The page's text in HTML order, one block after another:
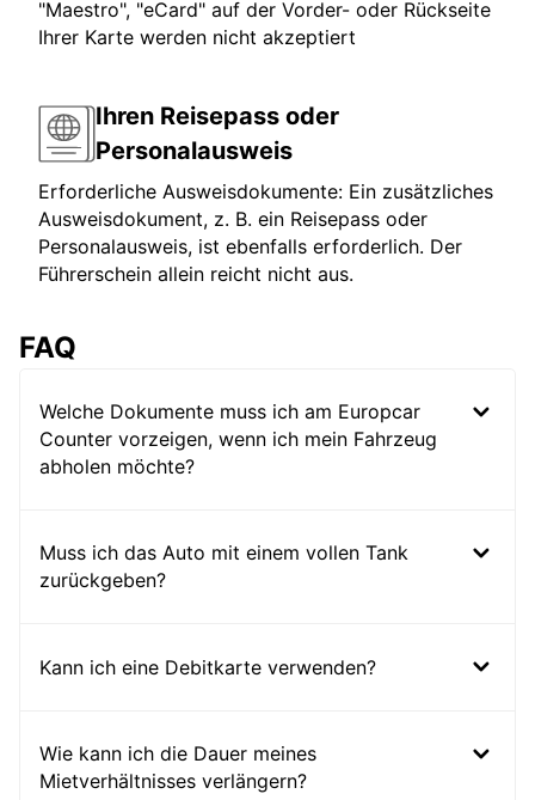
"Maestro", "eCard" auf der Vorder- oder Rückseite
Ihrer Karte werden nicht akzeptiert
Ihren Reisepass oder
Personalausweis
Erforderliche Ausweisdokumente: Ein zusätzliches
Ausweisdokument, z. B. ein Reisepass oder
Personalausweis, ist ebenfalls erforderlich. Der
Führerschein allein reicht nicht aus.
FAQ
Welche Dokumente muss ich am Europcar
Counter vorzeigen, wenn ich mein Fahrzeug
abholen möchte?
Muss ich das Auto mit einem vollen Tank
zurückgeben?
Kann ich eine Debitkarte verwenden?
Wie kann ich die Dauer meines
Mietverhältnisses verlängern?